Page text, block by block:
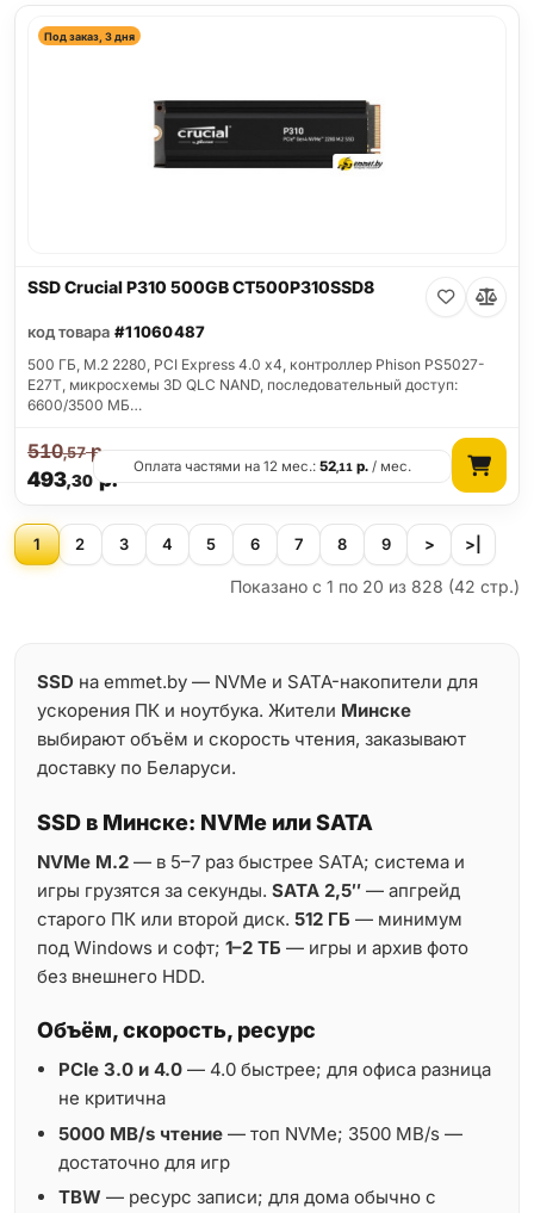
Под заказ, 3 дня
SSD Crucial P310 500GB CT500P310SSD8
код товара #11060487
500 ГБ, M.2 2280, PCI Express 4.0 x4, контроллер Phison PS5027-
E27T, микросхемы 3D QLC NAND, последовательный доступ:
6600/3500 МБ…
493,30р.
510,57р.
Оплата частями на 12 мес.:52,11 р. / мес.
1 2 3 4 5 6 7 8 9 > >|
Показано с 1 по 20 из 828 (42 стр.)
SSD на emmet.by — NVMe и SATA-накопители для
ускорения ПК и ноутбука. Жители Минске
выбирают объём и скорость чтения, заказывают
доставку по Беларуси.
SSD в Минске: NVMe или SATA
NVMe M.2 — в 5–7 раз быстрее SATA; система и
игры грузятся за секунды. SATA 2,5″ — апгрейд
старого ПК или второй диск. 512 ГБ — минимум
под Windows и софт; 1–2 ТБ — игры и архив фото
без внешнего HDD.
Объём, скорость, ресурс
PCIe 3.0 и 4.0 — 4.0 быстрее; для офиса разница
не критична
5000 MB/s чтение — топ NVMe; 3500 MB/s —
достаточно для игр
TBW — ресурс записи; для дома обычно с